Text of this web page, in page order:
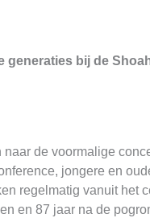
generaties bij de
de voormalige
jongere en
regelmatig vanuit
en 87 jaar na de